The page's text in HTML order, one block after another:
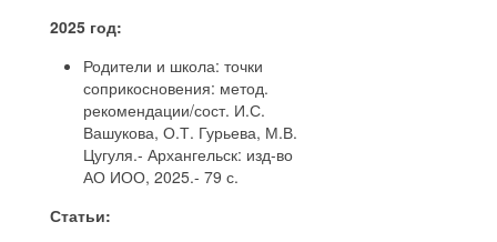
2025 год:
Родители и школа: точки
соприкосновения: метод.
рекомендации/сост. И.С.
Вашукова, О.Т. Гурьева, М.В.
Цугуля.- Архангельск: изд-во
АО ИОО, 2025.- 79 с.
Статьи: